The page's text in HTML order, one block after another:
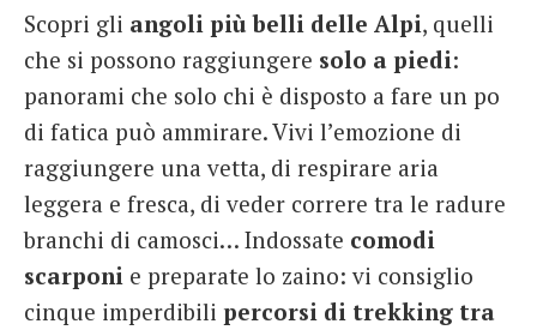
French
Scopri gli angoli più belli delle Alpi, quelli
che si possono raggiungere solo a piedi:
panorami che solo chi è disposto a fare un po
di fatica può ammirare. Vivi l’emozione di
raggiungere una vetta, di respirare aria
leggera e fresca, di veder correre tra le radure
branchi di camosci… Indossate comodi
scarponi e preparate lo zaino: vi consiglio
cinque imperdibili percorsi di trekking tra